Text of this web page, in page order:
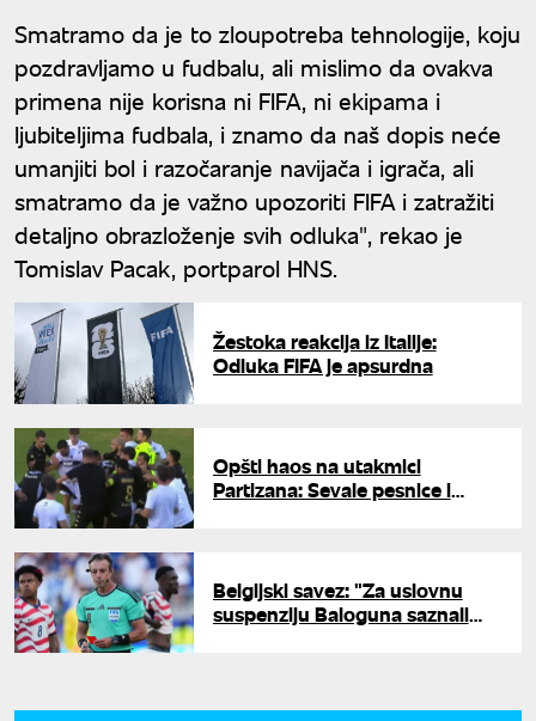
Smatramo da je to zloupotreba tehnologije, koju
pozdravljamo u fudbalu, ali mislimo da ovakva
primena nije korisna ni FIFA, ni ekipama i
ljubiteljima fudbala, i znamo da naš dopis neće
umanjiti bol i razočaranje navijača i igrača, ali
smatramo da je važno upozoriti FIFA i zatražiti
detaljno obrazloženje svih odluka", rekao je
Tomislav Pacak, portparol HNS.
Žestoka reakcija iz Italije:
Odluka FIFA je apsurdna
Opšti haos na utakmici
Partizana: Sevale pesnice i
Belgijski savez: "Za uslovnu
suspenziju Baloguna saznali